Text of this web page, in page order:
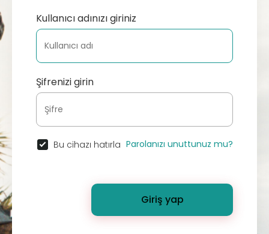
Kullanıcı adınızı giriniz
Şifrenizi girin
Bu cihazı hatırla Parolanızı unuttunuz mu?
Giriş yap